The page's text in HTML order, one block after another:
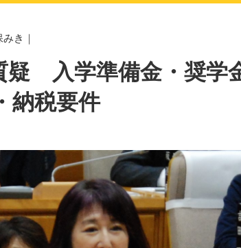
みき ｜
疑 入学準備金・奨学
納税要件